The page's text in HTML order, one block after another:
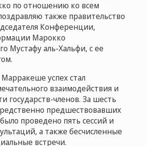
по отношению ко всем
также правительство
Конференции,
Марокко
Мустафу аль-Хальфи, с ее
успех стал
взаимодействия и
государств-членов. За шесть
предшествовавших
проведено пять сессий и
а также бесчисленные
встречи.